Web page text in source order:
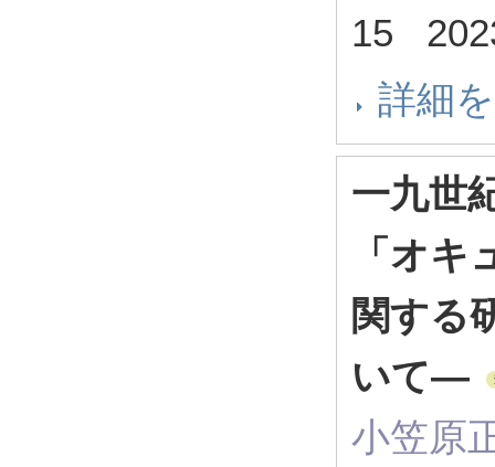
15
詳細
一九世
「オ
関する
いて―
小笠原